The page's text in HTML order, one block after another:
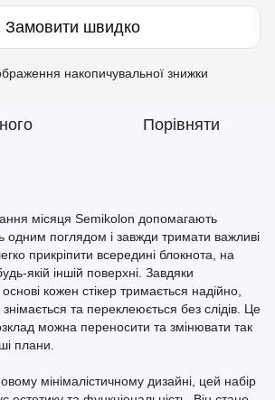
Замовити швидко
накопичувальної знижки
Порівняти
місяця Semikolon допомагають
одним поглядом і завжди тримати важливі
прикріпити всередині блокнота, на
якій іншій поверхні. Завдяки
основі кожен стікер тримається надійно,
та переклеюється без слідів. Це
можна переносити та змінювати так
плани.
мінімалістичному дизайні, цей набір